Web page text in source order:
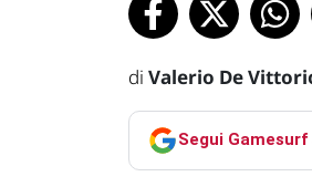
di Valerio De
Segui Gamesurf